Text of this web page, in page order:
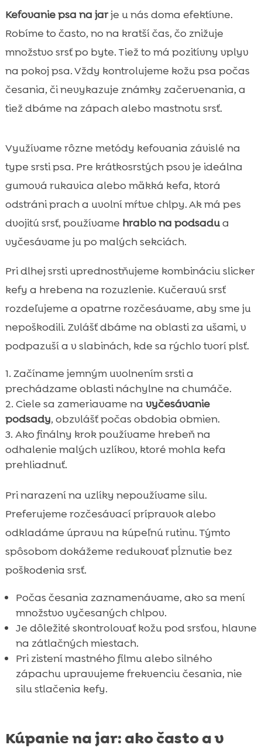
Kefovanie psa na jarje u nás doma efektívne.
Robíme to často, no na kratší čas, čo znižuje
množstvo srsť po byte. Tiež to má pozitívny vplyv
na pokoj psa. Vždy kontrolujeme kožu psa počas
česania, či nevykazuje známky začervenania, a
tiež dbáme na zápach alebo mastnotu srsť.
Využívame rôzne metódy kefovania závislé na
type srsti psa. Pre krátkosrstých psov je ideálna
gumová rukavica alebo mäkká kefa, ktorá
odstráni prach a uvolní mŕtve chlpy. Ak má pes
dvojitú srsť, používame hrablo na podsadua
vyčesávame ju po malých sekciách.
Pri dlhej srsti uprednostňujeme kombináciu slicker
kefy a hrebena na rozuzlenie. Kučeravú srsť
rozdeľujeme a opatrne rozčesávame, aby sme ju
nepoškodili. Zvlášť dbáme na oblasti za ušami, v
podpazuší a v slabinách, kde sa rýchlo tvorí plsť.
Začíname jemným uvolnením srsti a
prechádzame oblasti náchylne na chumáče.
Ciele sa zameriavame na vyčesávanie
podsady, obzvlášť počas obdobia obmien.
Ako finálny krok používame hrebeň na
odhalenie malých uzlíkov, ktoré mohla kefa
prehliadnuť.
Pri narazení na uzlíky nepoužívame silu.
Preferujeme rozčesávací prípravok alebo
odkladáme úpravu na kúpeľnú rutinu. Týmto
spôsobom dokážeme redukovať pĺznutie bez
poškodenia srsť.
Počas česania zaznamenávame, ako sa mení
množstvo vyčesaných chlpov.
Je dôležité skontrolovať kožu pod srsťou, hlavne
na zátlačných miestach.
Pri zistení mastného filmu alebo silného
zápachu upravujeme frekvenciu česania, nie
silu stlačenia kefy.
Kúpanie na jar: ako často a v